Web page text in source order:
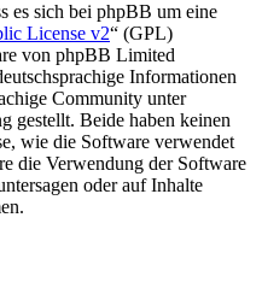
es sich bei phpBB um eine
License v2“ (GPL)
von phpBB Limited
Informationen
Community unter
gestellt. Beide haben keinen
wie die Software verwendet
die Verwendung der Software
oder auf Inhalte